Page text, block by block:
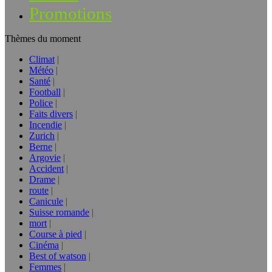
Promotions
Thèmes du moment
Climat
Météo
Santé
Football
Police
Faits divers
Incendie
Zurich
Berne
Argovie
Accident
Drame
route
Canicule
Suisse romande
mort
Course à pied
Cinéma
Best of watson
Femmes